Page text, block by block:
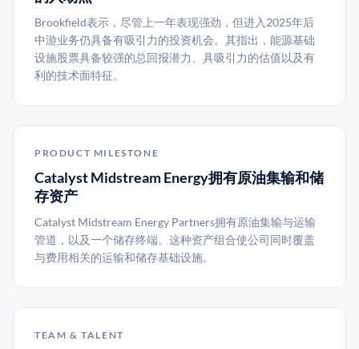
Brookfield表示，尽管上一年表现强劲，但进入2025年后
中游业务仍具备有吸引力的投资机会。其指出，能源基础
设施股票具备较强的总回报潜力、具吸引力的估值以及有
利的技术面特征。
PRODUCT MILESTONE
Catalyst Midstream Energy拥有原油集输和储
存资产
Catalyst Midstream Energy Partners拥有原油集输与运输
管道，以及一个储存终端。这种资产组合使公司同时覆盖
与费用相关的运输和储存基础设施。
TEAM & TALENT